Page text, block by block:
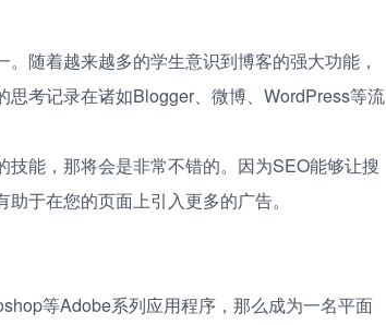
随着越来越多的学生意识到博客的强大功能，
考记录在诸如Blogger、微博、WordPress等流
能，那将会是非常不错的。因为SEO能够让搜
于在您的页面上引入更多的广告。
等Adobe系列应用程序，那么成为一名平面